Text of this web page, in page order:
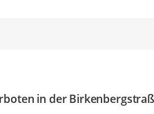
in der